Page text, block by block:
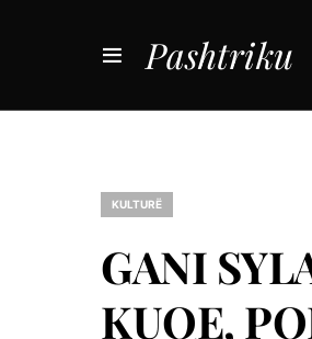
Pashtriku
KULTURË
GANI
KUQE,